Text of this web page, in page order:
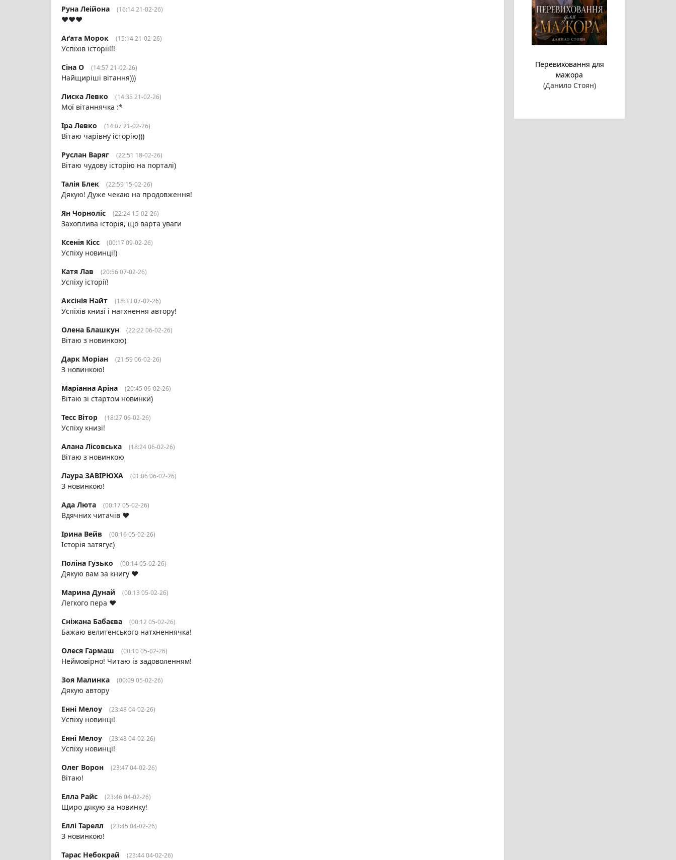
Руна Леійона
(16:14 21-02-26)
❤️❤️❤️
Аґата Морок
(15:14 21-02-26)
Успіхів історії!!!
Сіна О
(14:57 21-02-26)
Найщиріші вітання)))
Лиска Левко
(14:35 21-02-26)
Мої вітаннячка :*
Іра Левко
(14:07 21-02-26)
Вітаю чарівну історію)))
Руслан Варяг
(22:51 18-02-26)
Вітаю чудову історію на порталі)
Талія Блек
(22:59 15-02-26)
Дякую! Дуже чекаю на продовження!
Ян Чорноліс
(22:24 15-02-26)
Захоплива історія, що варта уваги
Ксенія Кісс
(00:17 09-02-26)
Успіху новинці!)
Катя Лав
(20:56 07-02-26)
Успіху історії!
Аксінія Найт
(18:33 07-02-26)
Успіхів книзі і натхнення автору!
Олена Блашкун
(22:22 06-02-26)
Вітаю з новинкою)
Дарк Моріан
(21:59 06-02-26)
З новинкою!
Маріанна Аріна
(20:45 06-02-26)
Вітаю зі стартом новинки)
Тесс Вітор
(18:27 06-02-26)
Успіху книзі!
Алана Лісовська
(18:24 06-02-26)
Вітаю з новинкою
Лаура ЗАВІРЮХА
(01:06 06-02-26)
З новинкою!
Ада Люта
(00:17 05-02-26)
Вдячних читачів ❤️
Ірина Вейв
(00:16 05-02-26)
Історія затягує)
Поліна Гузько
(00:14 05-02-26)
Дякую вам за книгу ♥️
Марина Дунай
(00:13 05-02-26)
Легкого пера ❤️
Сніжана Бабаєва
(00:12 05-02-26)
Бажаю велитенського натхненнячка!
Олеся Гармаш
(00:10 05-02-26)
Неймовірно! Читаю із задоволенням!
Зоя Малинка
(00:09 05-02-26)
Дякую автору
Енні Мелоу
(23:48 04-02-26)
Успіху новинці!
Енні Мелоу
(23:48 04-02-26)
Успіху новинці!
Олег Ворон
(23:47 04-02-26)
Вітаю!
Елла Райс
(23:46 04-02-26)
Щиро дякую за новинку!
Еллі Тарелл
(23:45 04-02-26)
З новинкою!
Тарас Небокрай
(23:44 04-02-26)
Перевиховання для
мажора
(Данило Стоян)